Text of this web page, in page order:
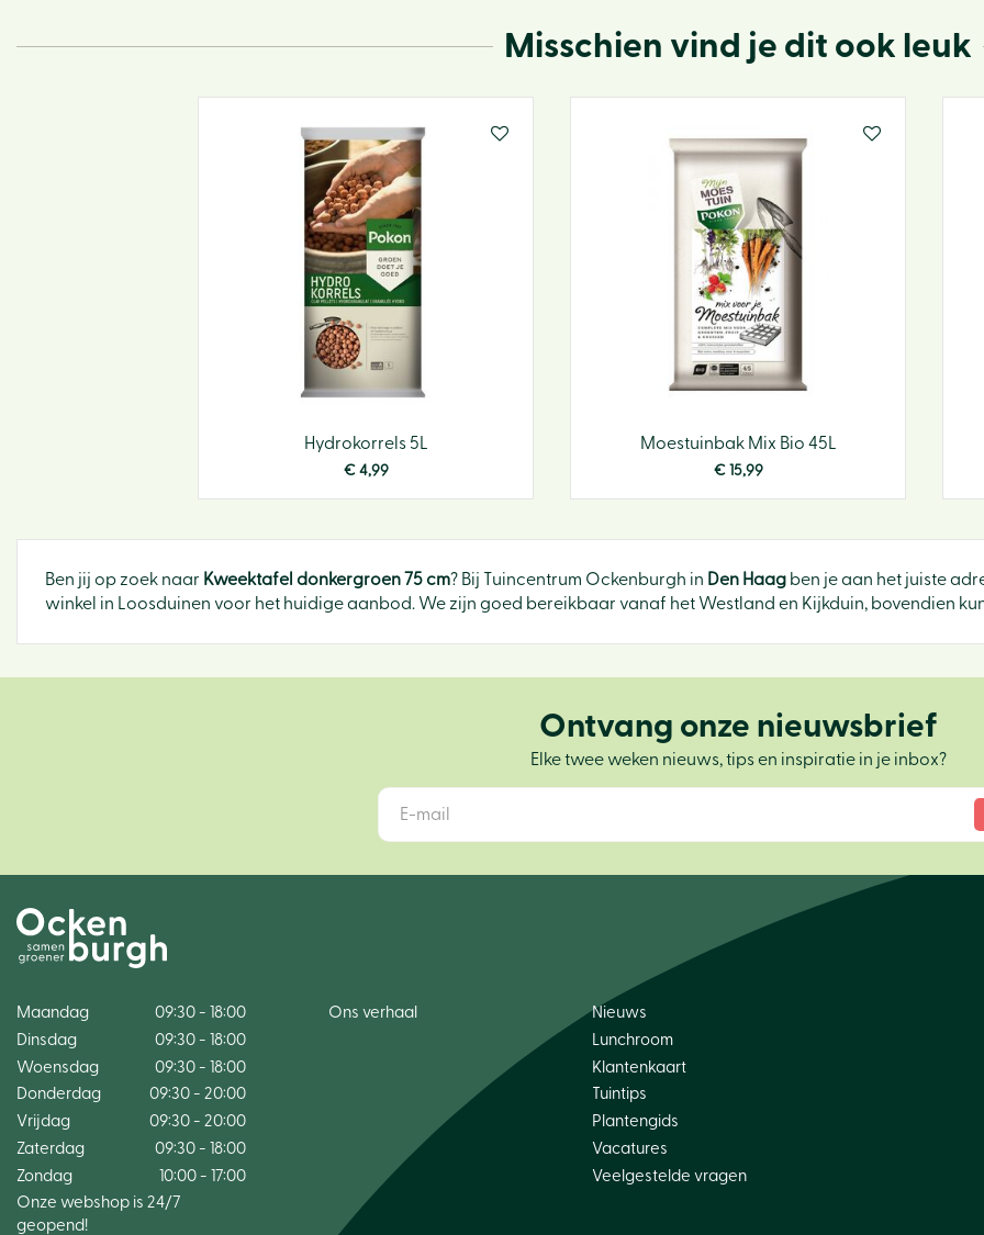
Misschien vind je dit ook leuk
Hydrokorrels 5L
€ 4,99
Moestuinbak Mix Bio 45L
€ 15,99
Ben jij op zoek naar Kweektafel donkergroen 75 cm? Bij Tuincentrum Ockenburgh in Den Haag ben je aan het juiste
winkel in Loosduinen voor het huidige aanbod. We zijn goed bereikbaar vanaf het Westland en Kijkduin, bovendien
Ontvang onze nieuwsbrief
Elke twee weken nieuws, tips en inspiratie in je inbox?
Maandag
09:30 - 18:00
Dinsdag
09:30 - 18:00
Woensdag
09:30 - 18:00
Donderdag
09:30 - 20:00
Vrijdag
09:30 - 20:00
Zaterdag
09:30 - 18:00
Zondag
10:00 - 17:00
Onze webshop is 24/7
geopend!
Ons verhaal
Nieuws
Lunchroom
Klantenkaart
Tuintips
Plantengids
Vacatures
Veelgestelde vragen